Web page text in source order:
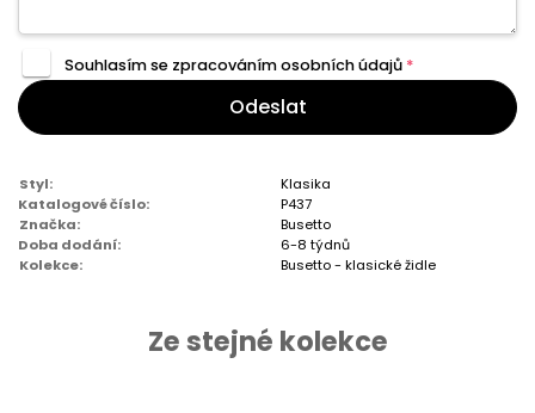
Souhlasím se zpracovánímosobních údajů *
Odeslat
Styl:
Klasika
Katalogové číslo:
P437
Značka:
Busetto
Doba dodání:
6-8 týdnů
Kolekce:
Busetto - klasické židle
Ze stejné kolekce